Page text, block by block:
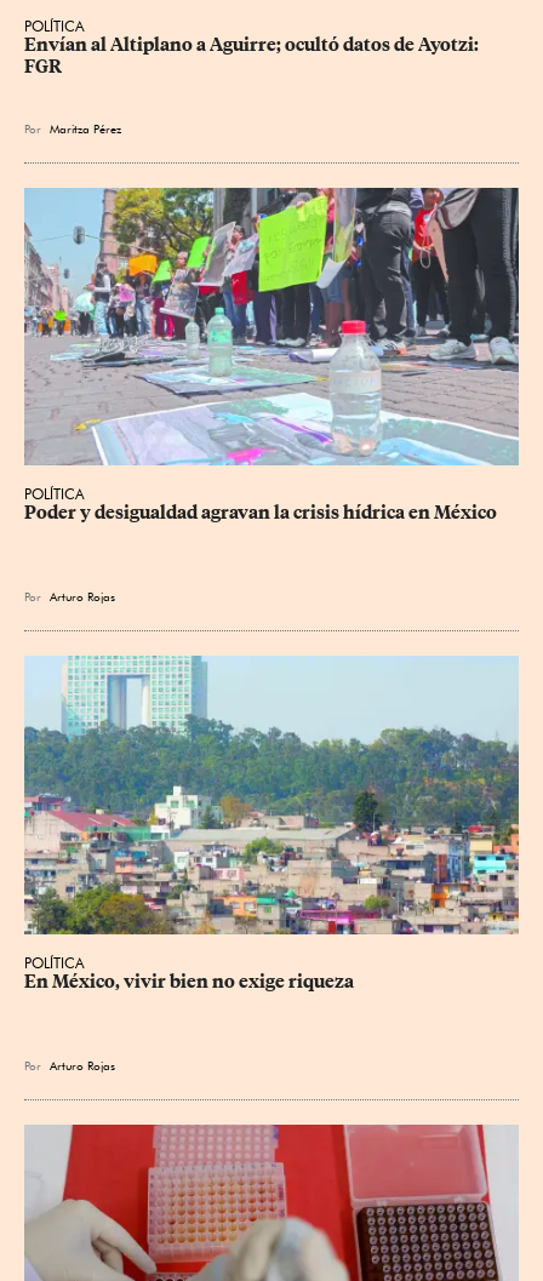
POLÍTICA
Envían al Altiplano a Aguirre; ocultó datos de Ayotzi:
FGR
Por Maritza Pérez
POLÍTICA
Poder y desigualdad agravan la crisis hídrica en México
Por Arturo Rojas
POLÍTICA
En México, vivir bien no exige riqueza
Por Arturo Rojas